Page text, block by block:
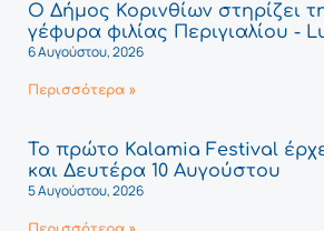
Ο Δήμος Κορινθίων στηρίζει
γέφυρα φιλίας Περιγιαλίου -
6 Αυγούστου, 2026
Περισσότερα »
Το πρώτο Kalamia Festival
και Δευτέρα 10 Αυγούστου
5 Αυγούστου, 2026